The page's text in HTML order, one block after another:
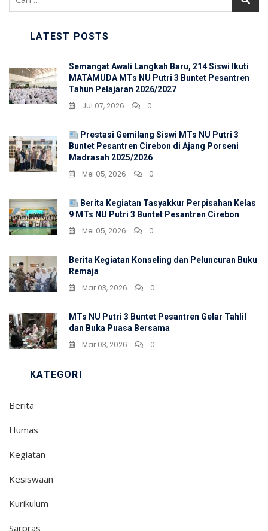
LATEST POSTS
Semangat Awali Langkah Baru, 214 Siswi Ikuti
MATAMUDA MTs NU Putri 3 Buntet Pesantren
Tahun Pelajaran 2026/2027
Jul 07, 2026 0
Prestasi Gemilang Siswi MTs NU Putri 3
Buntet Pesantren Cirebon di Ajang Porseni
Madrasah 2025/2026
Mei 05, 2026 0
Berita Kegiatan Tasyakkur Perpisahan Kelas
9 MTs NU Putri 3 Buntet Pesantren Cirebon
Mei 05, 2026 0
Berita Kegiatan Konseling dan Peluncuran Buku
Remaja
Mar 03, 2026 0
MTs NU Putri 3 Buntet Pesantren Gelar Tahlil
dan Buka Puasa Bersama
Mar 03, 2026 0
KATEGORI
Berita
Humas
Kegiatan
Kesiswaan
Kurikulum
Sarpras